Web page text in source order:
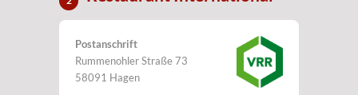
Postanschrift
Rummenohler Straße 73
58091 Hagen